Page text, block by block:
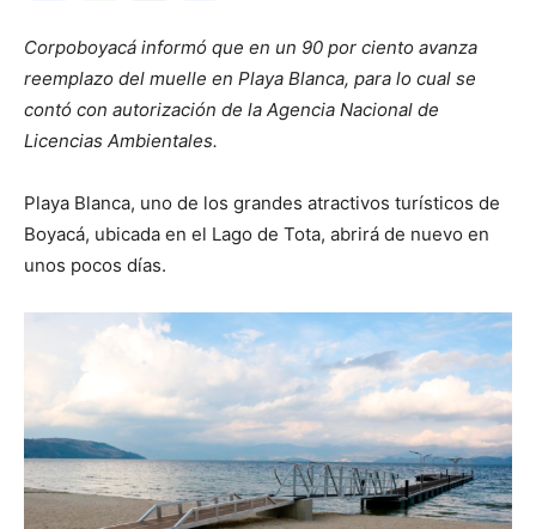
Corpoboyacá informó que en un 90 por ciento avanza
reemplazo del muelle en Playa Blanca, para lo cual se
contó con autorización de la Agencia Nacional de
Licencias Ambientales.
Playa Blanca, uno de los grandes atractivos turísticos de
Boyacá, ubicada en el Lago de Tota, abrirá de nuevo en
unos pocos días.